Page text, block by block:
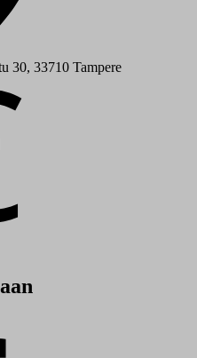
30, 33710 Tampere